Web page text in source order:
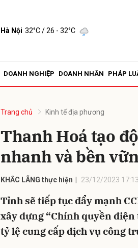
Hà Nội 32°C/ 26 - 32°C
DOANH NGHIỆP DOANH NHÂN PHÁP
Trang chủ Kinh tế địa phương
Thanh Hoá tạo
nhanh và bền
KHẮC LÃNG thực hiện 23/12/2023 17:13
Tỉnh sẽ tiếp tục đẩy mạnh
xây dựng “Chính quyền điện
tỷ lệ cung cấp dịch vụ công